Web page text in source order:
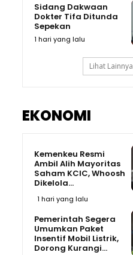
Sidang Dakwaan
Dokter Tifa Ditunda
Sepekan
1 hari yang lalu
Lihat Lainnya
EKONOMI
Kemenkeu Resmi
Ambil Alih Mayoritas
Saham KCIC, Whoosh
Dikelola...
1 hari yang lalu
Pemerintah Segera
Umumkan Paket
Insentif Mobil Listrik,
Dorong Kurangi...